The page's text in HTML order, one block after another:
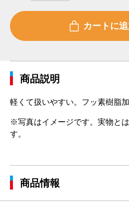
商品説明
軽くて扱いやすい。フッ素樹脂
※写真はイメージです。実物と
す。
商品情報